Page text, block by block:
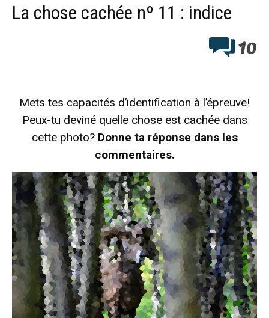
La chose cachée nº 11 : indice
10
Mets tes capacités d’identification à l’épreuve!
Peux-tu deviné quelle chose est cachée dans
cette photo? Donne ta réponse dans les
commentaires.